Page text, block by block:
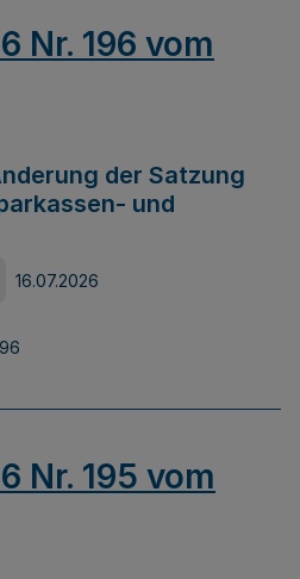
Nr. 196 vom
der Satzung
und
16.07.2026
Nr. 195 vom